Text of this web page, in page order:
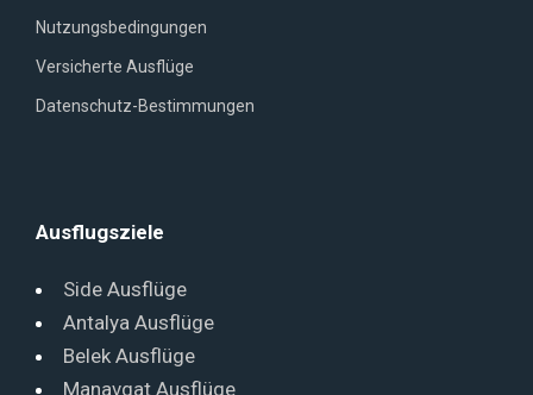
Nutzungsbedingungen
Versicherte Ausflüge
Datenschutz-Bestimmungen
Ausflugsziele
Side Ausflüge
Antalya Ausflüge
Belek Ausflüge
Manavgat Ausflüge